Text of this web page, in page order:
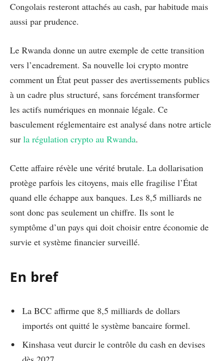
Congolais resteront attachés au cash, par habitude mais
aussi par prudence.
Le Rwanda donne un autre exemple de cette transition
vers l’encadrement. Sa nouvelle loi crypto montre
comment un État peut passer des avertissements publics
à un cadre plus structuré, sans forcément transformer
les actifs numériques en monnaie légale. Ce
basculement réglementaire est analysé dans notre article
sur la régulation crypto au Rwanda.
Cette affaire révèle une vérité brutale. La dollarisation
protège parfois les citoyens, mais elle fragilise l’État
quand elle échappe aux banques. Les 8,5 milliards ne
sont donc pas seulement un chiffre. Ils sont le
symptôme d’un pays qui doit choisir entre économie de
survie et système financier surveillé.
En bref
La BCC affirme que 8,5 milliards de dollars
importés ont quitté le système bancaire formel.
Kinshasa veut durcir le contrôle du cash en devises